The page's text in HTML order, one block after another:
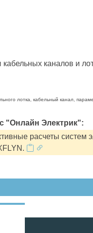
каналов и
лотка, кабельный канал,
"Онлайн Электрик":
расчеты систем